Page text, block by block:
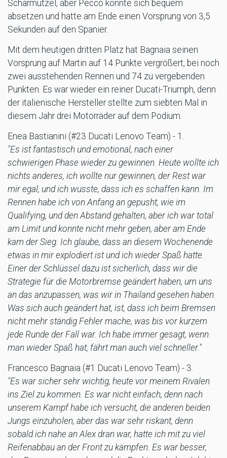
Scharmützel, aber Pecco konnte sich bequem
absetzen und hatte am Ende einen Vorsprung von 3,5
Sekunden auf den Spanier.
Mit dem heutigen dritten Platz hat Bagnaia seinen
Vorsprung auf Martin auf 14 Punkte vergrößert, bei noch
zwei ausstehenden Rennen und 74 zu vergebenden
Punkten. Es war wieder ein reiner Ducati-Triumph, denn
der italienische Hersteller stellte zum siebten Mal in
diesem Jahr drei Motorräder auf dem Podium.
Enea Bastianini (#23 Ducati Lenovo Team) - 1.
"Es ist fantastisch und emotional, nach einer
schwierigen Phase wieder zu gewinnen. Heute wollte ich
nichts anderes, ich wollte nur gewinnen, der Rest war
mir egal, und ich wusste, dass ich es schaffen kann. Im
Rennen habe ich von Anfang an gepusht, wie im
Qualifying, und den Abstand gehalten, aber ich war total
am Limit und konnte nicht mehr geben, aber am Ende
kam der Sieg. Ich glaube, dass an diesem Wochenende
etwas in mir explodiert ist und ich wieder Spaß hatte.
Einer der Schlüssel dazu ist sicherlich, dass wir die
Strategie für die Motorbremse geändert haben, um uns
an das anzupassen, was wir in Thailand gesehen haben.
Was sich auch geändert hat, ist, dass ich beim Bremsen
nicht mehr ständig Fehler mache, was bis vor kurzem
jede Runde der Fall war. Ich habe immer gesagt, wenn
man wieder Spaß hat, fährt man auch viel schneller."
Francesco Bagnaia (#1 Ducati Lenovo Team) - 3.
"Es war sicher sehr wichtig, heute vor meinem Rivalen
ins Ziel zu kommen. Es war nicht einfach, denn nach
unserem Kampf habe ich versucht, die anderen beiden
Jungs einzuholen, aber das war sehr riskant, denn
sobald ich nahe an Alex dran war, hatte ich mit zu viel
Reifenabbau an der Front zu kämpfen. Es war besser,